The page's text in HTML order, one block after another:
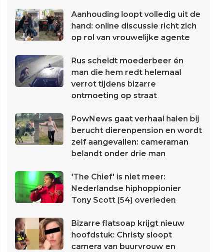
Aanhouding loopt volledig uit de
hand: online discussie richt zich
op rol van vrouwelijke agente
Rus scheldt moederbeer én
man die hem redt helemaal
verrot tijdens bizarre
ontmoeting op straat
PowNews gaat verhaal halen bij
berucht dierenpension en wordt
zelf aangevallen: cameraman
belandt onder drie man
'The Chief' is niet meer:
Nederlandse hiphoppionier
Tony Scott (54) overleden
Bizarre flatsoap krijgt nieuw
hoofdstuk: Christy sloopt
camera van buurvrouw en